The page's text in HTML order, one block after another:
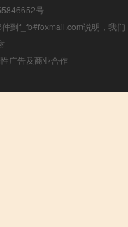
号
到f_fb#foxmail.com说明，我们
广告及商业合作